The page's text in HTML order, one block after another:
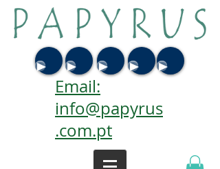
Email:
info@papyrus
.com.pt